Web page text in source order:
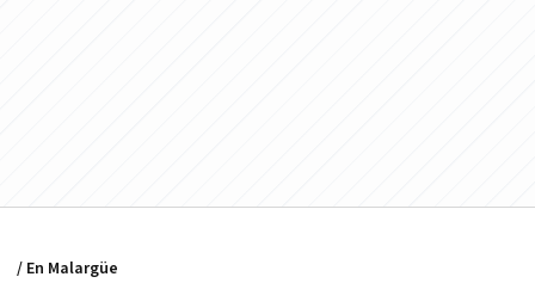
/ En Malargüe